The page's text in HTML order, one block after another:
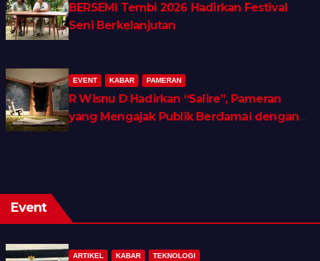
BERSEMI Tembi 2026 Hadirkan Festival
Seni Berkelanjutan
EVENT KABAR PAMERAN
R Wisnu D Hadirkan “Salire”, Pameran
yang Mengajak Publik Berdamai dengan
Event
ARTIKEL KABAR TEKNOLOGI